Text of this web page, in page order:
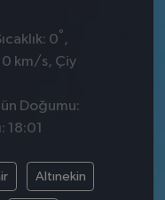
0° ,
0 km/s, Çiy
Doğumu:
18:01
Altınekin